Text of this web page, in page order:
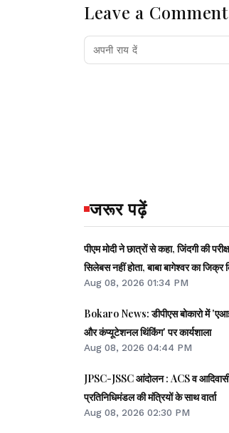
Leave a Comment
जरूर पढ़ें
पीएम मोदी ने छात्रों से कहा, जिंदगी की
सिलेबस नहीं होता, बाबा बागेश्वर का जिक्र
छात्र मुस्कुराये
Aug 08, 2026 01:34 PM
Bokaro News: डीपीएस बोकारो में
और कंप्यूटेशनल थिंकिंग' पर कार्यशाला
Aug 08, 2026 04:44 PM
JPSC-JSSC आंदोलन : ACS व
प्रतिनिधिमंडल की मंत्रियों के साथ वार्ता
Aug 08, 2026 02:30 PM